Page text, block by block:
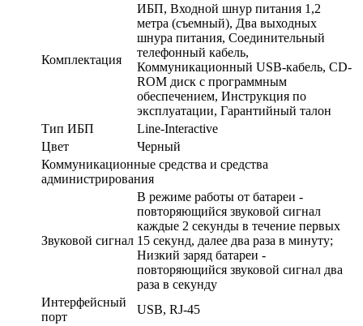
Комплектация
ИБП, Входной шнур питания 1,2
метра (съемный), Два выходных
шнура питания, Соединительный
телефонный кабель,
Коммуникационный USB-кабель, CD-
ROM диск с программным
обеспечением, Инструкция по
эксплуатации, Гарантийный талон
Тип ИБП
Line-Interactive
Цвет
Черный
Коммуникационные средства и средства
администрирования
Звуковой сигнал
В режиме работы от батареи -
повторяющийся звуковой сигнал
каждые 2 секунды в течение первых
15 секунд, далее два раза в минуту;
Низкий заряд батареи -
повторяющийся звуковой сигнал два
раза в секунду
Интерфейсный
порт
USB, RJ-45